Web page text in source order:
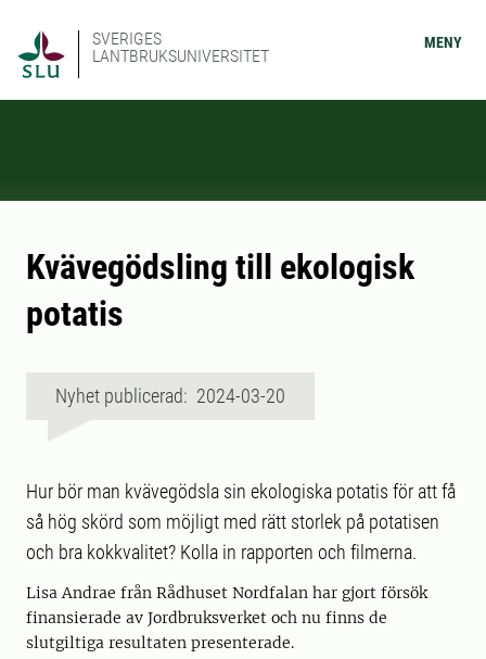
SVERIGES
LANTBRUKSUNIVERSITET
MENY
Kvävegödsling till ekologisk
potatis
Nyhet publicerad: 2024-03-20
Hur bör man kvävegödsla sin ekologiska potatis för att få
så hög skörd som möjligt med rätt storlek på potatisen
och bra kokkvalitet? Kolla in rapporten och filmerna.
Lisa Andrae från Rådhuset Nordfalan har gjort försök
finansierade av Jordbruksverket och nu finns de
slutgiltiga resultaten presenterade.